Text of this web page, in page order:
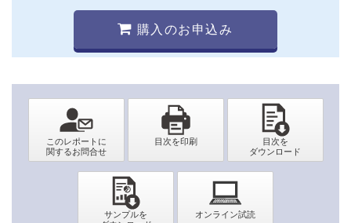
購入のお申込み